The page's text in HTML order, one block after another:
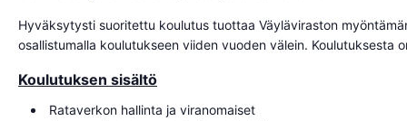
Hyväksytysti suoritettu koulutus tuottaa Väyläviraston
osallistumalla koulutukseen viiden vuoden välein.
Koulutuksen sisältö
Rataverkon hallinta ja viranomaiset